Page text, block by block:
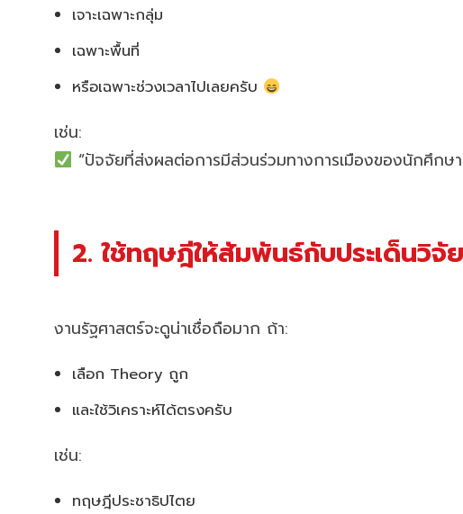
เจาะเฉพาะกลุ่ม
เฉพาะพื้นที่
หรือเฉพาะช่วงเวลาไปเลยครับ
เช่น:
“ปัจจัยที่ส่งผลต่อการมีส่วนร่วมทางการเมืองของนักศึกษ
2. ใช้ทฤษฎีให้สัมพันธ์กับประเด็นวิจัย
งานรัฐศาสตร์จะดูน่าเชื่อถือมาก ถ้า:
เลือก Theory ถูก
และใช้วิเคราะห์ได้ตรงครับ
เช่น:
ทฤษฎีประชาธิปไตย